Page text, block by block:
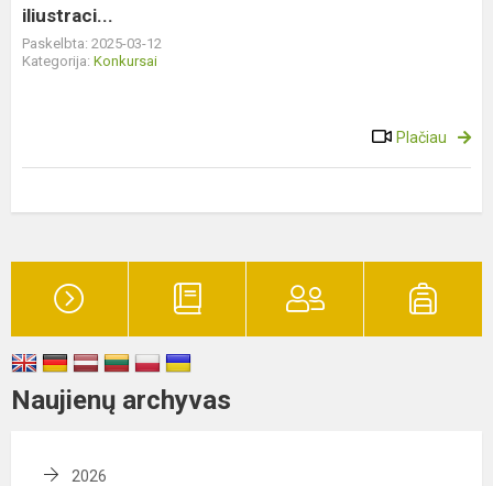
iliustraci...
iliustraci...
Paskelbta: 2025-03-12
Kategorija: Konkursai
Plačiau
Naujienų archyvas
2026